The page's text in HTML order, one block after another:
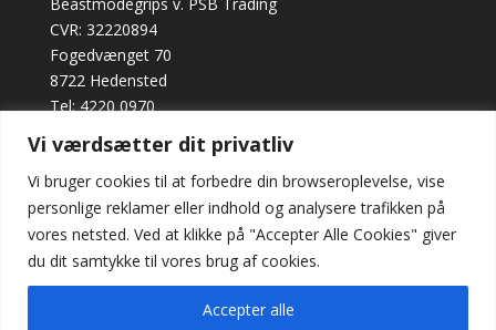
Vi værdsætter dit privatliv
Vi bruger cookies til at forbedre din browseroplevelse, vise
personlige reklamer eller indhold og analysere trafikken på
vores netsted. Ved at klikke på "Accepter Alle Cookies" giver
du dit samtykke til vores brug af cookies.
Accepter alle
CVR: 32220894
Fogedvænget 70
8722 Hedensted
Tel: 4220 0970